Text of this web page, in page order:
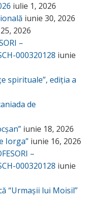
iulie 1, 2026
iunie 30, 2026
2026
–
000320128 iunie
spirituale”, ediția a
de
iunie 18, 2026
Iorga” iunie 16, 2026
–
000320128 iunie
“Urmașii lui Moisil”